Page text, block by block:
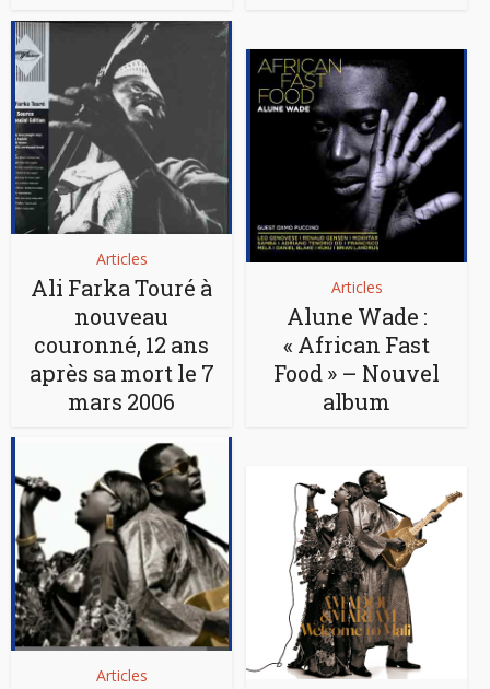
Articles
Ali Farka Touré à
nouveau
couronné, 12 ans
après sa mort le 7
mars 2006
Articles
Alune Wade :
« African Fast
Food » – Nouvel
album
Articles